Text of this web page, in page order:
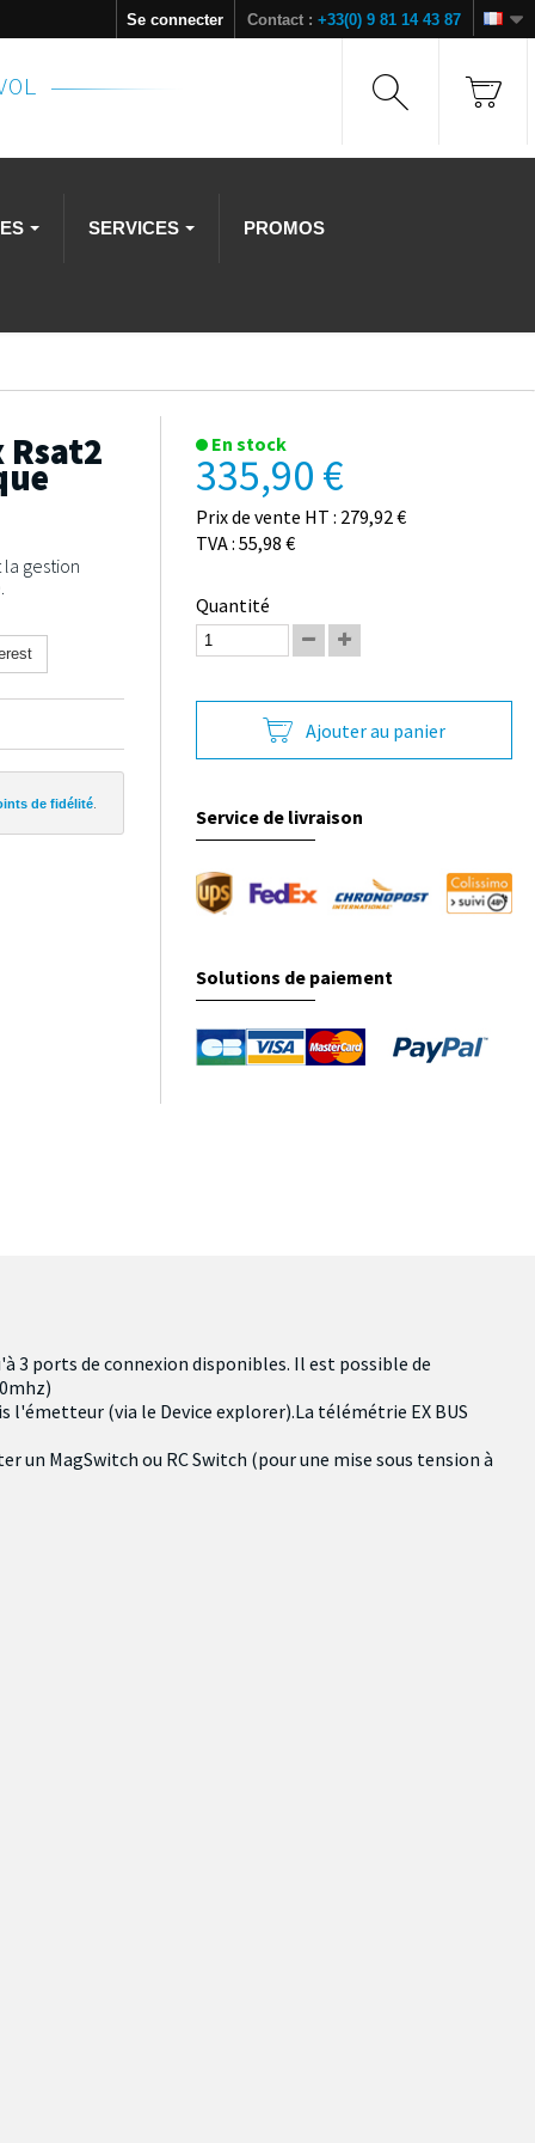
Contact : +33(0) 9 81 14 43 87
Se connecter
SERVICES PROMOS
Rsat2
gestion
de fidélité.
En stock
335,90 €
Prix de vente HT : 279,92 €
TVA : 55,98 €
Quantité
Ajouter au panier
Service de livraison
Solutions de paiement
3 ports de connexion disponibles. Il est possible de
(via le Device explorer).La télémétrie EX BUS
MagSwitch ou RC Switch (pour une mise sous tension à